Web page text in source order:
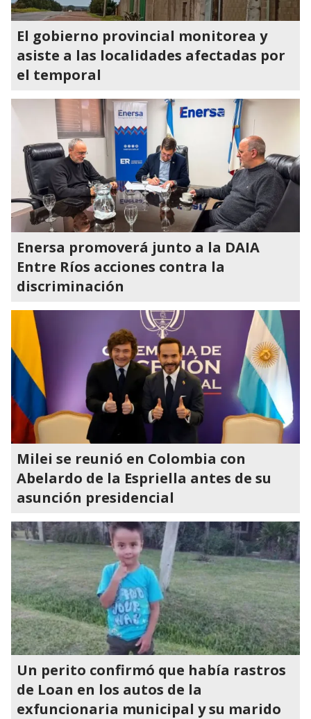
El gobierno provincial monitorea y
asiste a las localidades afectadas por
el temporal
Enersa promoverá junto a la DAIA
Entre Ríos acciones contra la
discriminación
Milei se reunió en Colombia con
Abelardo de la Espriella antes de su
asunción presidencial
Un perito confirmó que había rastros
de Loan en los autos de la
exfuncionaria municipal y su marido